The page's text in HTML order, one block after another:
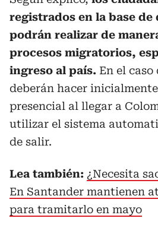
registrados en la base de
podrán realizar de
procesos migratorios,
ingreso al país. En el
deberán hacer
presencial al llegar a
utilizar el sistema
de salir.
Lea también: ¿Necesita
En Santander mantienen
para tramitarlo en mayo